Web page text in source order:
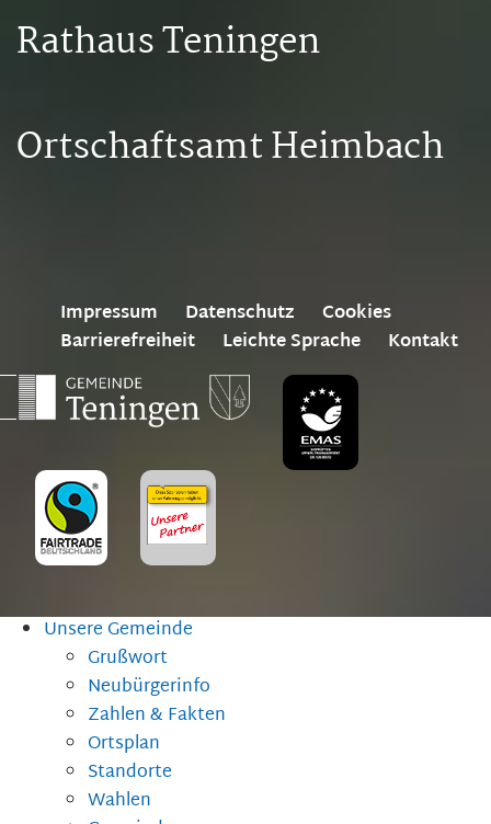
Rathaus Teningen
Ortschaftsamt Heimbach
Impressum Datenschutz
Cookies
Barrierefreiheit
Leichte Sprache Kontakt
Unsere Gemeinde
Grußwort
Neubürgerinfo
Zahlen & Fakten
Ortsplan
Standorte
Wahlen